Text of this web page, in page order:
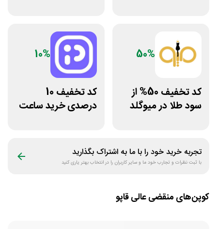
50%
کد تخفیف 50% از
سود طلا در میوگلد
10%
کد تخفیف 10
درصدی خرید ساعت
تجربه خرید خود را با ما به اشتراک بگذارید
با ثبت نظرات و تجارب خود ما و سایر کاربران را در انتخاب بهتر یاری کنید
کوپن‌های منقضیعالی قاپو